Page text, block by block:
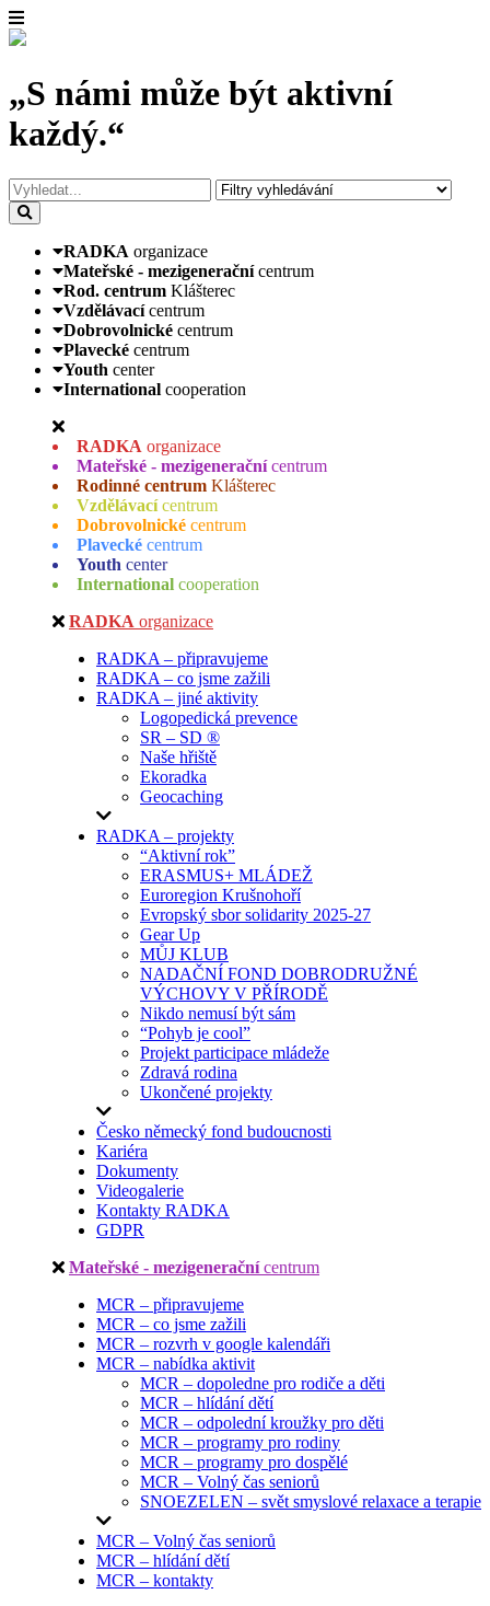
„S námi může být aktivní
každý.“
RADKA organizace
Mateřské - mezigenerační centrum
Rod. centrum Klášterec
Vzdělávací centrum
Dobrovolnické centrum
Plavecké centrum
Youth center
International cooperation
RADKA organizace
Mateřské - mezigenerační centrum
Rodinné centrum Klášterec
Vzdělávací centrum
Dobrovolnické centrum
Plavecké centrum
Youth center
International cooperation
RADKA organizace
RADKA – připravujeme
RADKA – co jsme zažili
RADKA – jiné aktivity
Logopedická prevence
SR – SD ®
Naše hřiště
Ekoradka
Geocaching
RADKA – projekty
“Aktivní rok”
ERASMUS+ MLÁDEŽ
Euroregion Krušnohoří
Evropský sbor solidarity 2025-27
Gear Up
MŮJ KLUB
NADAČNÍ FOND DOBRODRUŽNÉ
VÝCHOVY V PŘÍRODĚ
Nikdo nemusí být sám
“Pohyb je cool”
Projekt participace mládeže
Zdravá rodina
Ukončené projekty
Česko německý fond budoucnosti
Kariéra
Dokumenty
Videogalerie
Kontakty RADKA
GDPR
Mateřské - mezigenerační centrum
MCR – připravujeme
MCR – co jsme zažili
MCR – rozvrh v google kalendáři
MCR – nabídka aktivit
MCR – dopoledne pro rodiče a děti
MCR – hlídání dětí
MCR – odpolední kroužky pro děti
MCR – programy pro rodiny
MCR – programy pro dospělé
MCR – Volný čas seniorů
SNOEZELEN – svět smyslové relaxace a terapie
MCR – Volný čas seniorů
MCR – hlídání dětí
MCR – kontakty